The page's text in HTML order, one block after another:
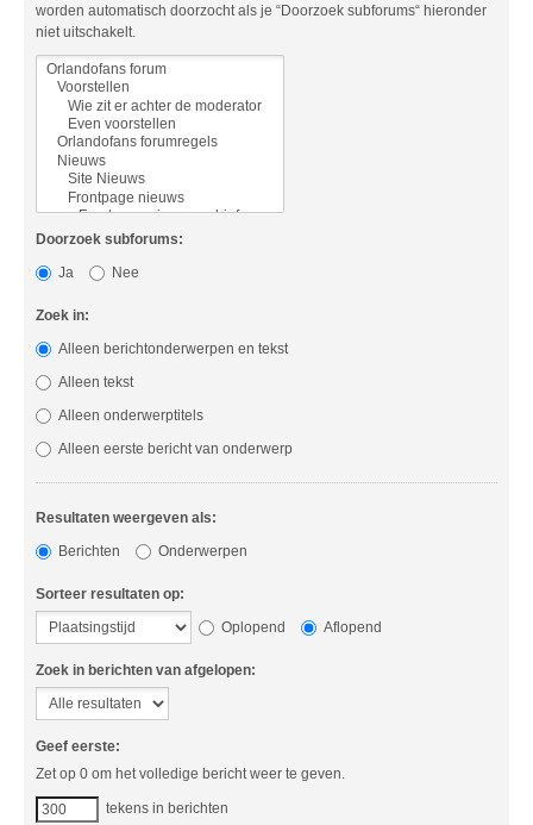
worden automatisch doorzocht als je “Doorzoek subforums“ hieronder
niet uitschakelt.
Doorzoek subforums:
Ja
Nee
Zoek in:
Alleen berichtonderwerpen en tekst
Alleen tekst
Alleen onderwerptitels
Alleen eerste bericht van onderwerp
Resultaten weergeven als:
Berichten
Onderwerpen
Sorteer resultaten op:
Oplopend
Aflopend
Zoek in berichten van afgelopen:
Geef eerste:
Zet op 0 om het volledige bericht weer te geven.
tekens in berichten